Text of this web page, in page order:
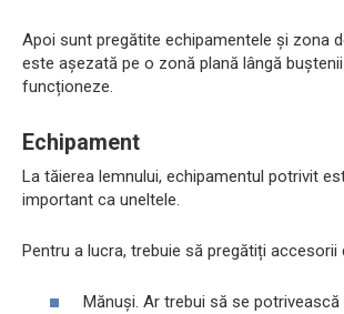
Apoi sunt pregătite echipamentele și zona
este așezată pe o zonă plană lângă
funcționeze.
Echipament
La tăierea lemnului, echipamentul potrivit
important ca uneltele.
Pentru a lucra, trebuie să pregătiți accesorii
Mănuși. Ar trebui să se